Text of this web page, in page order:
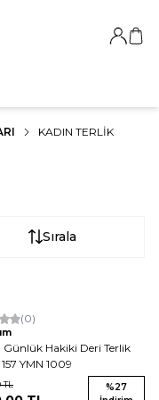
Giriş
KADIN TERLIK
Sırala
(0)
Günlük Hakiki Deri Terlik
YMN 1009
TL %27